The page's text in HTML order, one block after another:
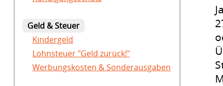
Geld & Steuer
Kindergeld
Lohnsteuer "Geld zurück!"
Werbungskosten & Sonderausgaben